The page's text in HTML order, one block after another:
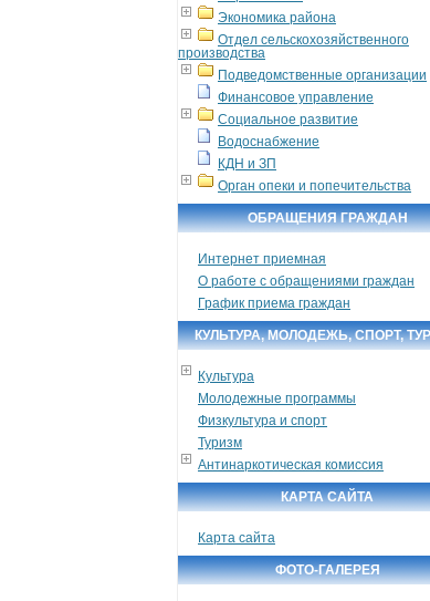
Экономика района
Отдел сельскохозяйственного
производства
Подведомственные организации
Финансовое управление
Социальное развитие
Водоснабжение
КДН и ЗП
Орган опеки и попечительства
ОБРАЩЕНИЯ ГРАЖДАН
Интернет приемная
О работе с обращениями граждан
График приема граждан
КУЛЬТУРА, МОЛОДЕЖЬ, СПОРТ,
Культура
Молодежные программы
Физкультура и спорт
Туризм
Антинаркотическая комиссия
КАРТА САЙТА
Карта сайта
ФОТО-ГАЛЕРЕЯ